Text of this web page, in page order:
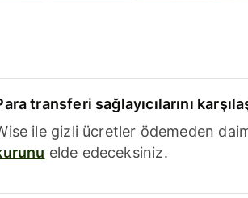
transferi sağlayıcılarını
ile gizli ücretler ödemeden
elde edeceksiniz.